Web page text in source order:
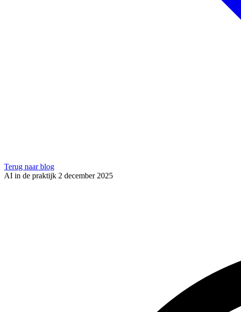
Terug naar blog
AI in de praktijk 2 december 2025